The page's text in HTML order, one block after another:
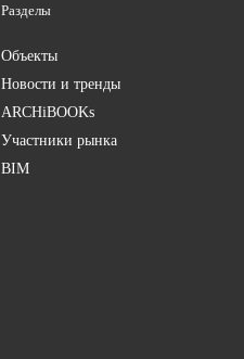
Разделы
Объекты
Новости и тренды
ARCHiBOOKs
Участники рынка
BIM